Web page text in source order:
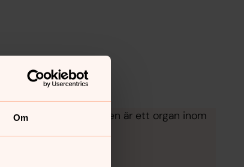
Om
styrelsen för stiftelsen är ett organ inom
få söka.